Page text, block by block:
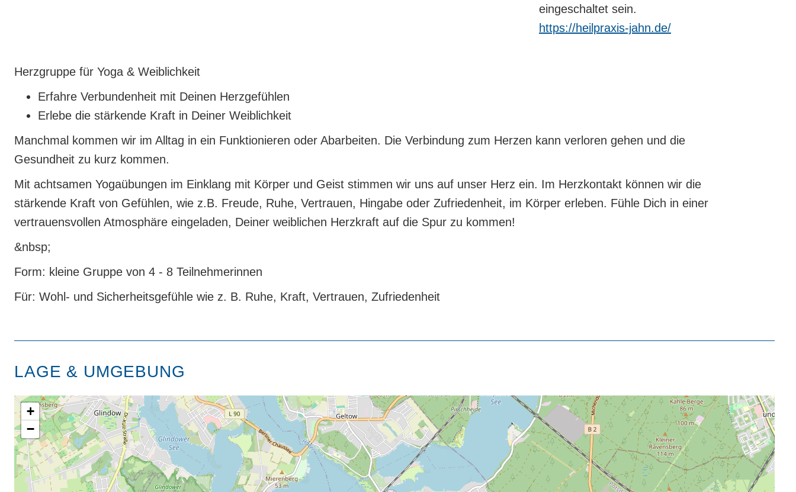
eingeschaltet sein.
https://heilpraxis-jahn.de/
Herzgruppe für Yoga & Weiblichkeit
Erfahre Verbundenheit mit Deinen Herzgefühlen
Erlebe die stärkende Kraft in Deiner Weiblichkeit
Manchmal kommen wir im Alltag in ein Funktionieren oder Abarbeiten. Die Verbindung zum Herzen kann verloren gehen und die
Gesundheit zu kurz kommen.
Mit achtsamen Yogaübungen im Einklang mit Körper und Geist stimmen wir uns auf unser Herz ein. Im Herzkontakt können wir die
stärkende Kraft von Gefühlen, wie z.B. Freude, Ruhe, Vertrauen, Hingabe oder Zufriedenheit, im Körper erleben. Fühle Dich in einer
vertrauensvollen Atmosphäre eingeladen, Deiner weiblichen Herzkraft auf die Spur zu kommen!
&nbsp;
Form: kleine Gruppe von 4 - 8 Teilnehmerinnen
Für: Wohl- und Sicherheitsgefühle wie z. B. Ruhe, Kraft, Vertrauen, Zufriedenheit
LAGE & UMGEBUNG
+
−